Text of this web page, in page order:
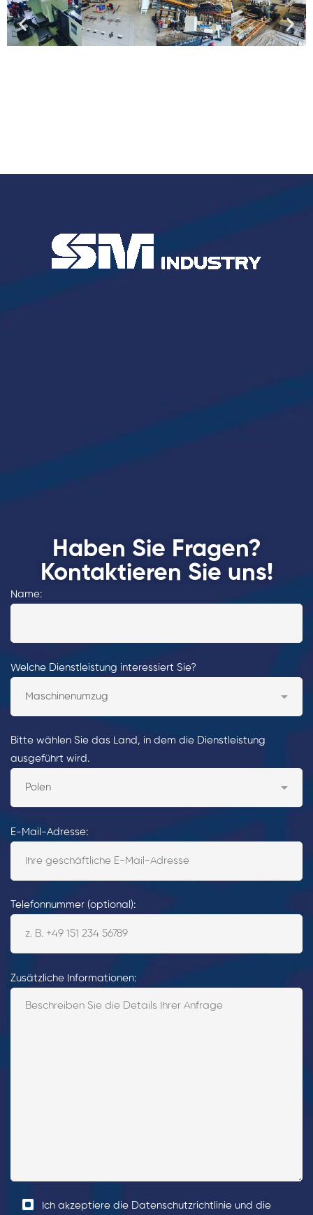
Haben Sie Fragen?
Kontaktieren Sie uns!
Name:
Welche Dienstleistung interessiert Sie?
Bitte wählen Sie das Land, in dem die Dienstleistung
ausgeführt wird.
E-Mail-Adresse:
Telefonnummer (optional):
Zusätzliche Informationen:
Ich akzeptiere die Datenschutzrichtlinie und die